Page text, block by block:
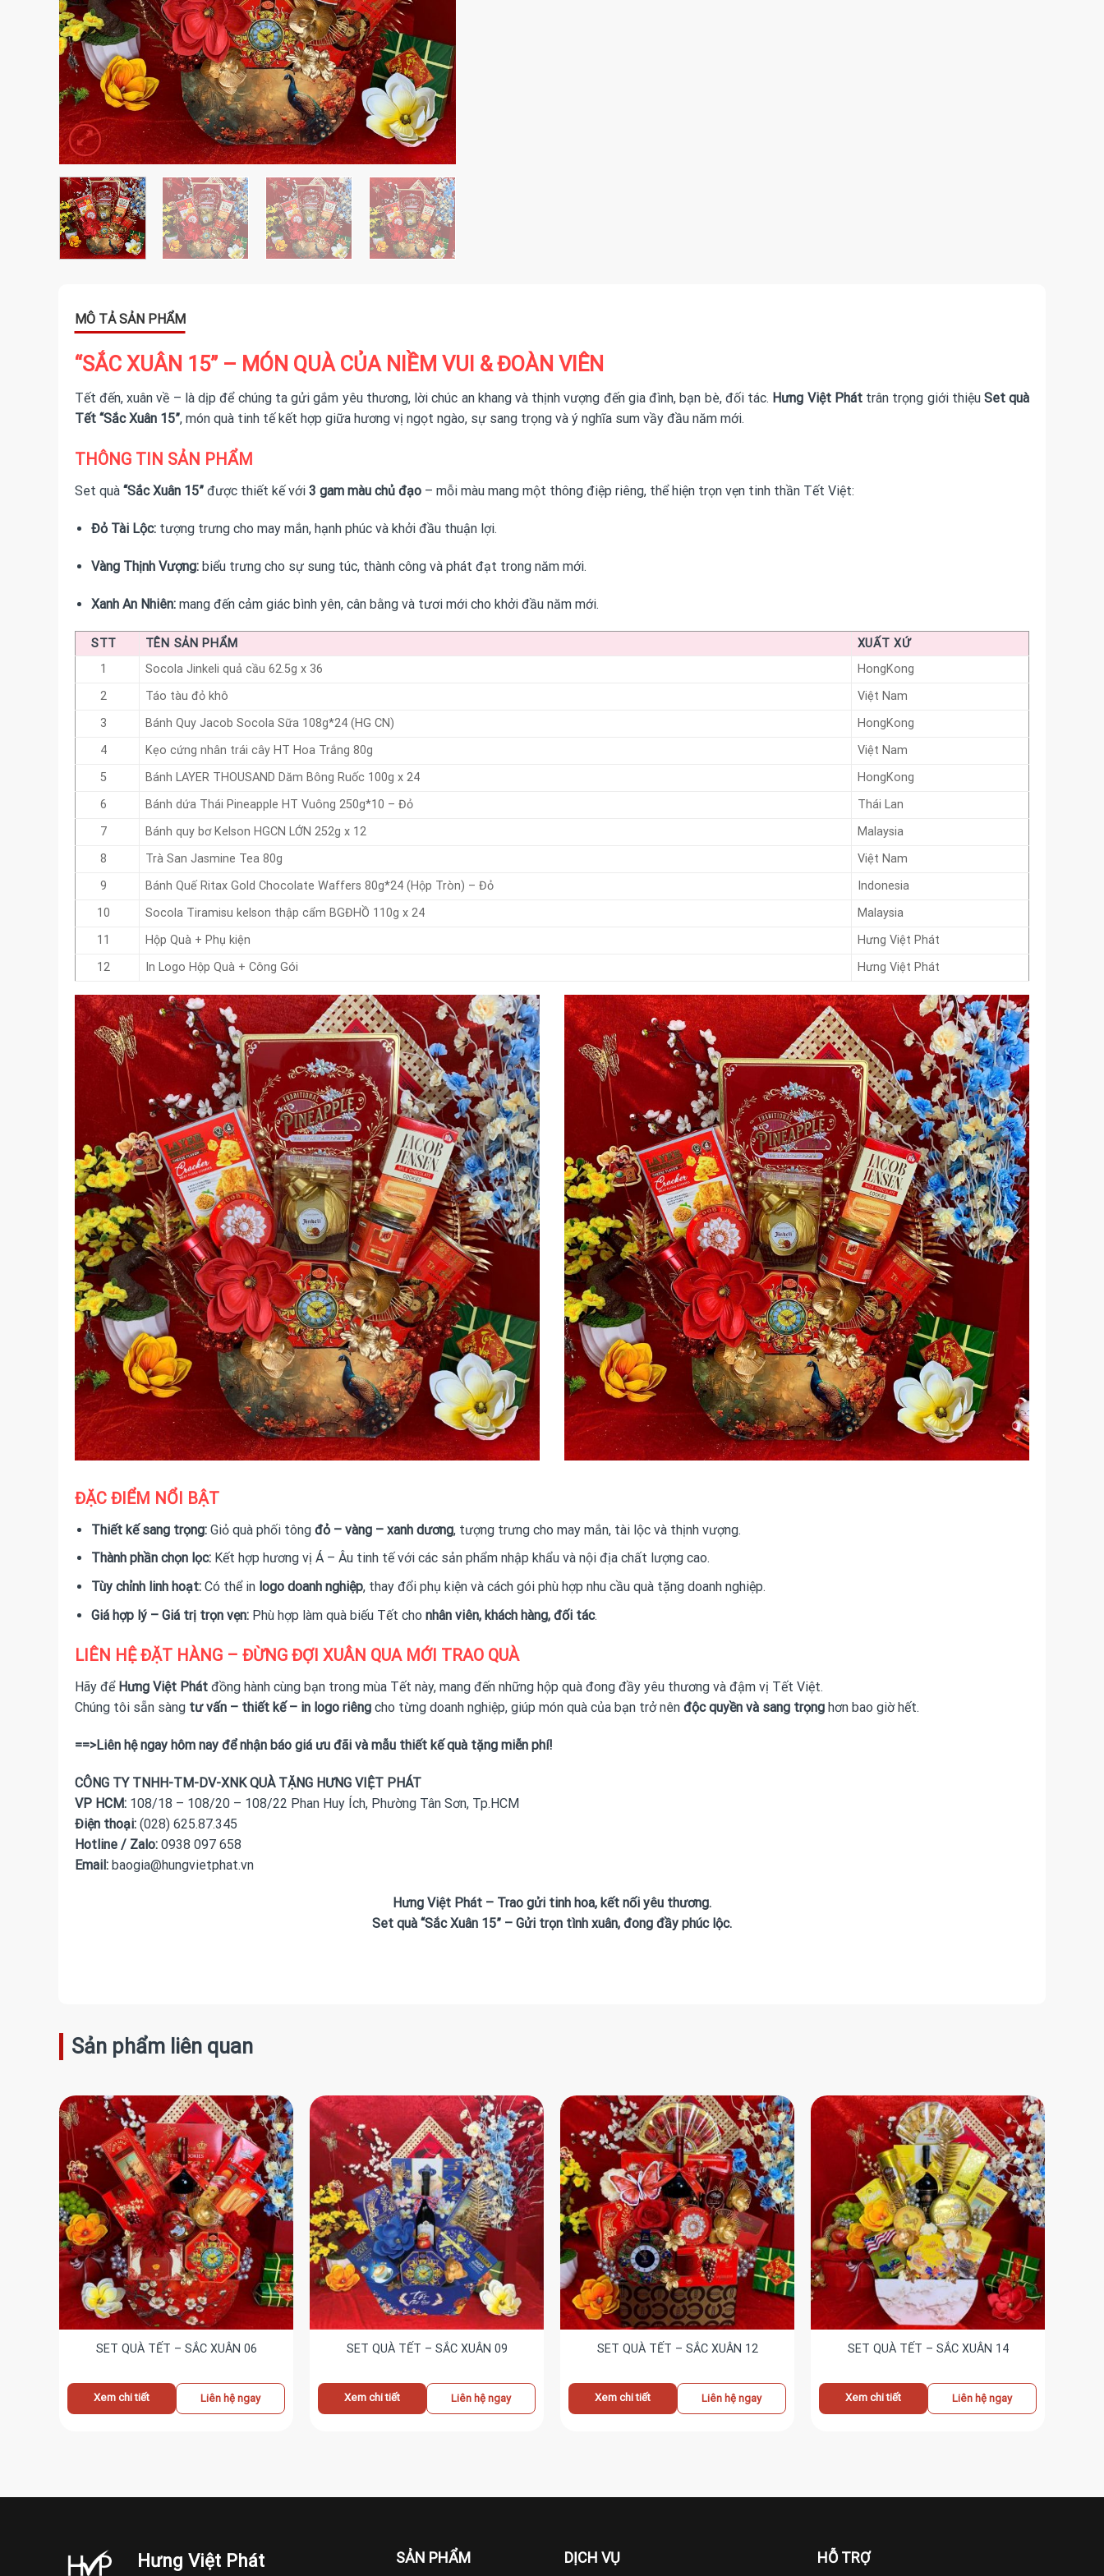
“SẮC XUÂN 15” – MÓN QUÀ CỦA NIỀM VUI & ĐOÀN VIÊN
Tết đến, xuân về – là dịp để chúng ta gửi gắm yêu thương, lời chúc an khang và thịnh vượng đến gia đình, bạn bè, đối tác. Hưng Việt Pháttrân trọng giới thiệuSet quà
Tết “Sắc Xuân 15”, món quà tinh tế kết hợp giữa hương vị ngọt ngào, sự sang trọng và ý nghĩa sum vầy đầu năm mới.
THÔNG TIN SẢN PHẨM
Set quà “Sắc Xuân 15”được thiết kế với 3 gam màu chủ đạo– mỗi màu mang một thông điệp riêng, thể hiện trọn vẹn tinh thần Tết Việt:
Đỏ Tài Lộc: tượng trưng cho may mắn, hạnh phúc và khởi đầu thuận lợi.
Vàng Thịnh Vượng: biểu trưng cho sự sung túc, thành công và phát đạt trong năm mới.
Xanh An Nhiên: mang đến cảm giác bình yên, cân bằng và tươi mới cho khởi đầu năm mới.
STT TÊN SẢN PHẨM
XUẤT XỨ
1
Socola Jinkeli quả cầu 62.5g x 36
HongKong
2
Táo tàu đỏ khô
Việt Nam
3
Bánh Quy Jacob Socola Sữa 108g*24 (HG CN)
HongKong
4
Kẹo cứng nhân trái cây HT Hoa Trắng 80g
Việt Nam
5
Bánh LAYER THOUSAND Dăm Bông Ruốc 100g x 24
HongKong
6
Bánh dứa Thái Pineapple HT Vuông 250g*10 – Đỏ
Thái Lan
7
Bánh quy bơ Kelson HGCN LỚN 252g x 12
Malaysia
8
Trà San Jasmine Tea 80g
Việt Nam
9
Bánh Quế Ritax Gold Chocolate Waffers 80g*24 (Hộp Tròn) – Đỏ
Indonesia
10
Socola Tiramisu kelson thập cẩm BGĐHỒ 110g x 24
Malaysia
11
Hộp Quà + Phụ kiện
Hưng Việt Phát
12
In Logo Hộp Quà + Công Gói Hưng Việt Phát
ĐẶC ĐIỂM NỔI BẬT
Thiết kế sang trọng: Giỏ quà phối tôngđỏ – vàng – xanh dương, tượng trưng cho may mắn, tài lộc và thịnh vượng.
Thành phần chọn lọc: Kết hợp hương vị Á – Âu tinh tế với các sản phẩm nhập khẩu và nội địa chất lượng cao.
Tùy chỉnh linh hoạt: Có thể in logo doanh nghiệp, thay đổi phụ kiện và cách gói phù hợp nhu cầu quà tặng doanh nghiệp.
Giá hợp lý – Giá trị trọn vẹn: Phù hợp làm quà biếu Tết chonhân viên, khách hàng, đối tác.
LIÊN HỆ ĐẶT HÀNG – ĐỪNG ĐỢI XUÂN QUA MỚI TRAO QUÀ
Hãy để Hưng Việt Phátđồng hành cùng bạn trong mùa Tết này, mang đến những hộp quà đong đầy yêu thương và đậm vị Tết Việt.
Chúng tôi sẵn sàng tư vấn – thiết kế – in logo riêngcho từng doanh nghiệp, giúp món quà của bạn trở nên độc quyền và sang trọnghơn bao giờ hết.
==>Liên hệ ngay hôm nay để nhận báo giá ưu đãi và mẫu thiết kế quà tặng miễn phí!
CÔNG TY TNHH-TM-DV-XNK QUÀ TẶNG HƯNG VIỆT PHÁT
VP HCM:108/18 – 108/20 – 108/22 Phan Huy Ích, Phường Tân Sơn, Tp.HCM
Điện thoại:(028) 625.87.345
Hotline / Zalo:0938 097 658
Email: baogia@hungvietphat.vn
Hưng Việt Phát – Trao gửi tinh hoa, kết nối yêu thương.
Set quà “Sắc Xuân 15” – Gửi trọn tình xuân, đong đầy phúc lộc.
Sản phẩm liên quan
SET QUÀ TẾT – SẮC XUÂN 06
Xem chi tiết Liên hệ ngay
SET QUÀ TẾT – SẮC XUÂN 09
Xem chi tiết Liên hệ ngay
SET QUÀ TẾT – SẮC XUÂN 12
Xem chi tiết Liên hệ ngay
SET QUÀ TẾT – SẮC XUÂN 14
Xem chi tiết Liên hệ ngay
Hưng Việt Phát SẢN PHẨM DỊCH VỤ HỖ TRỢ